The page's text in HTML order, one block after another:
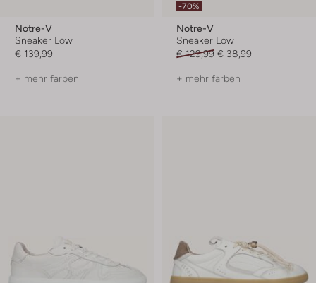
Notre-V
Sneaker Low
€ 139,99
+ mehr farben
-70%
Notre-V
Sneaker Low
€ 129,99 € 38,99
+ mehr farben